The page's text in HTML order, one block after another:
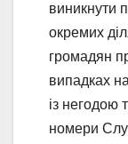
виникнути
окремих
громадян
випадках
із негодою
номери